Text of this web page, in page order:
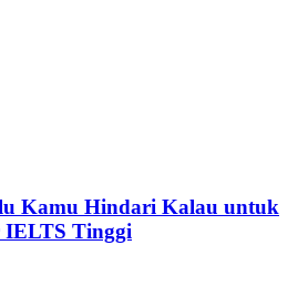
Kamu Hindari Kalau untuk
IELTS Tinggi